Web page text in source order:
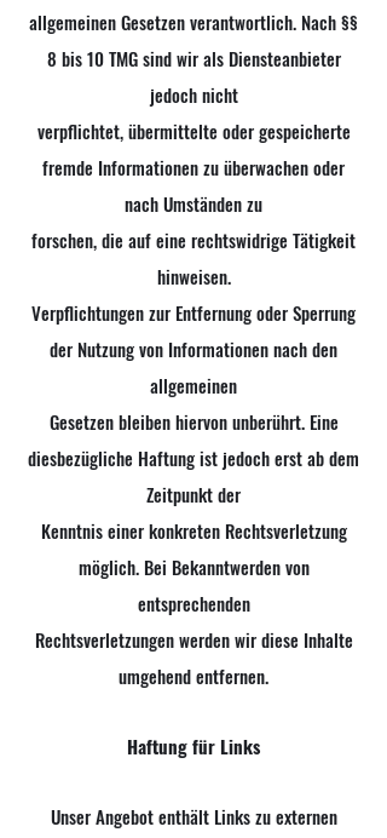
allgemeinen Gesetzen verantwortlich. Nach §§
8 bis 10 TMG sind wir als Diensteanbieter
jedoch nicht
verpflichtet, übermittelte oder gespeicherte
fremde Informationen zu überwachen oder
nach Umständen zu
forschen, die auf eine rechtswidrige Tätigkeit
hinweisen.
Verpflichtungen zur Entfernung oder Sperrung
der Nutzung von Informationen nach den
allgemeinen
Gesetzen bleiben hiervon unberührt. Eine
diesbezügliche Haftung ist jedoch erst ab dem
Zeitpunkt der
Kenntnis einer konkreten Rechtsverletzung
möglich. Bei Bekanntwerden von
entsprechenden
Rechtsverletzungen werden wir diese Inhalte
umgehend entfernen.
Haftung für Links
Unser Angebot enthält Links zu externen